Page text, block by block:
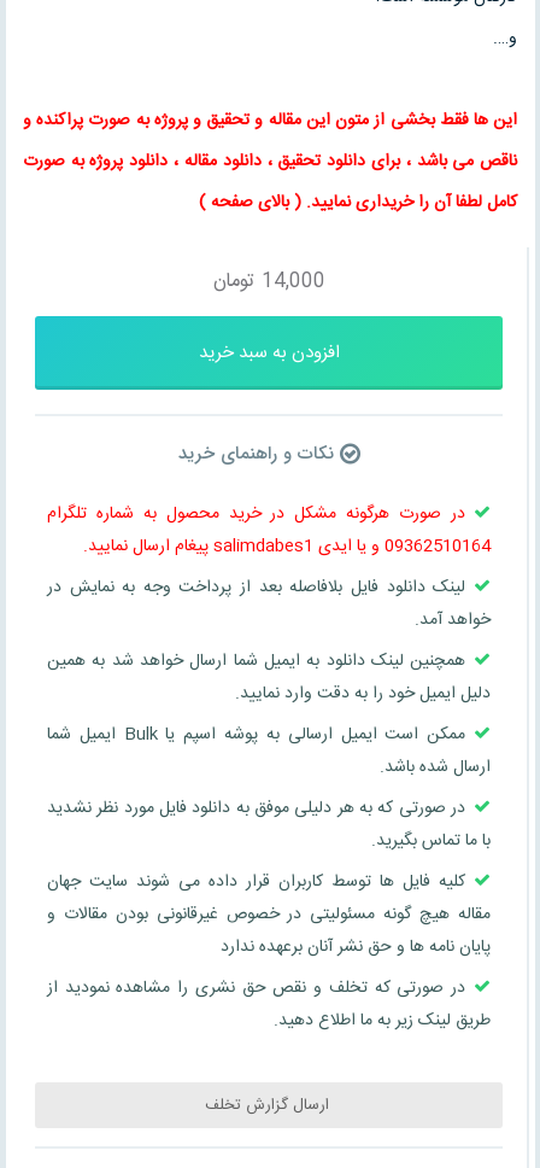
و….
این ها فقط بخشی از متون اینمقاله وتحقیق و پروژه به صورت پراکنده و
ناقص می باشد ، برای دانلود تحقیق ،دانلود مقاله ، دانلود پروژه به صورت
کامل لطفا آن را خریداری نمایید. (بالای صفحه)
14,000 تومان
افزودن به سبد خرید
نکات و راهنمای خرید
در صورت هرگونه مشکل در خرید محصول به شماره تلگرام
09362510164 و یا ایدی salimdabes1 پیغام ارسال نمایید.
لینک دانلود فایل بلافاصله بعد از پرداخت وجه به نمایش در
خواهد آمد.
همچنین لینک دانلود به ایمیل شما ارسال خواهد شد به همین
دلیل ایمیل خود را به دقت وارد نمایید.
ممکن است ایمیل ارسالی به پوشه اسپم یا Bulk ایمیل شما
ارسال شده باشد.
در صورتی که به هر دلیلی موفق به دانلود فایل مورد نظر نشدید
با ما تماس بگیرید.
کلیه فایل ها توسط کاربران قرار داده می شوند سایت جهان
مقاله هیچ گونه مسئولیتی در خصوص غیرقانونی بودن مقالات و
پایان نامه ها و حق نشر آنان برعهده ندارد
در صورتی که تخلف و نقص حق نشری را مشاهده نمودید از
طریق لینک زیر به ما اطلاع دهید.
ارسال گزارش تخلف